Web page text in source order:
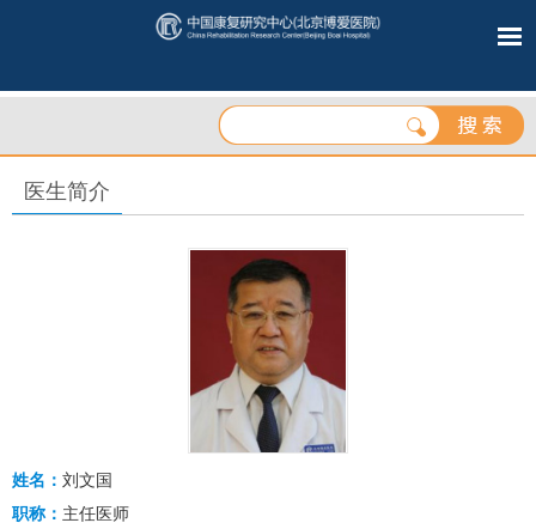
医生简介
姓名： 刘文国
职称： 主任医师